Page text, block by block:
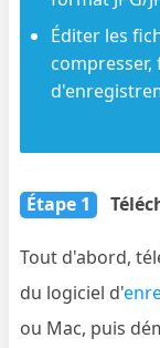
Éditer les
Étape 1
Tout d'abord,
du logiciel d'
ou Mac, puis